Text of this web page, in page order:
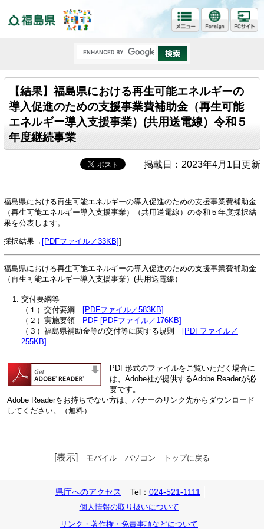
【結果】福島県における再生可能エネルギーの
導入促進のための支援事業費補助金（再生可能
エネルギー導入支援事業）(共用送電線）令和５
年度継続事業
掲載日：2023年4月1日更新
福島県における再生可能エネルギーの導入促進のための支援事業費補助金
（再生可能エネルギー導入支援事業）（共用送電線）の令和５年度採択結
果を公表します。
採択結果→ [PDFファイル／33KB]]
福島県における再生可能エネルギーの導入促進のための支援事業費補助金
（再生可能エネルギー導入支援事業）(共用送電線）
交付要綱等
（１）交付要綱
[PDFファイル／583KB]
（２）実施要領
PDF [PDFファイル／176KB]
（３）福島県補助金等の交付等に関する規則
[PDFファイル／
255KB]
PDF形式のファイルをご覧いただく場合に
は、Adobe社が提供するAdobe Readerが必
要です。
Adobe Readerをお持ちでない方は、バナーのリンク先からダウンロード
してください。（無料）
[表示] モバイル パソコン トップに戻る
県庁へのアクセス Tel： 024-521-1111
個人情報の取り扱いについて
リンク・著作権・免責事項などについて